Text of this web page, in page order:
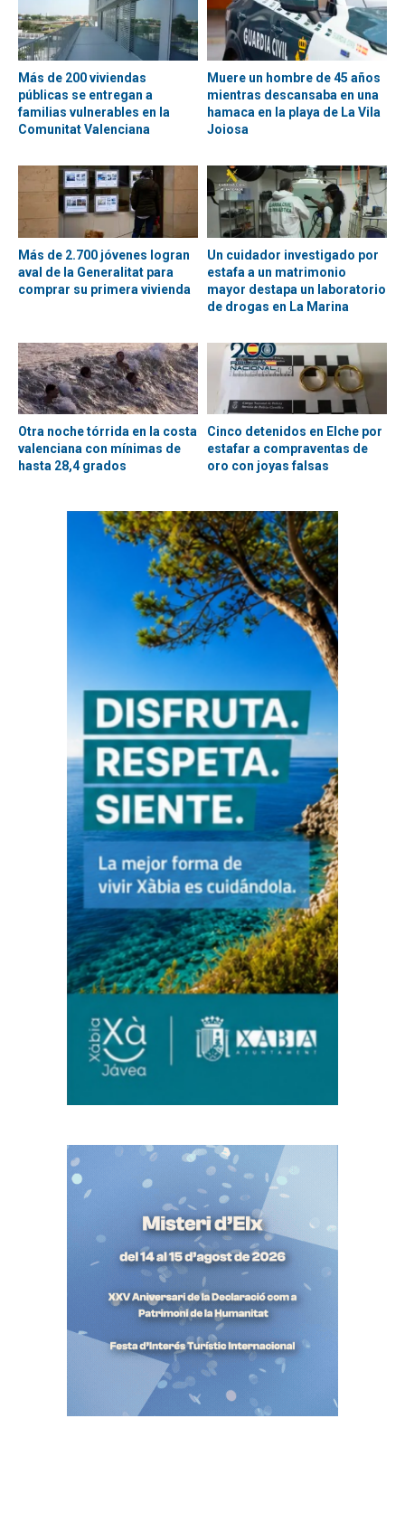
Más de 200 viviendas
públicas se entregan a
familias vulnerables en la
Comunitat Valenciana
Muere un hombre de 45 años
mientras descansaba en una
hamaca en la playa de La Vila
Joiosa
Más de 2.700 jóvenes logran
aval de la Generalitat para
comprar su primera vivienda
Un cuidador investigado por
estafa a un matrimonio
mayor destapa un laboratorio
de drogas en La Marina
Otra noche tórrida en la costa
valenciana con mínimas de
hasta 28,4 grados
Cinco detenidos en Elche por
estafar a compraventas de
oro con joyas falsas